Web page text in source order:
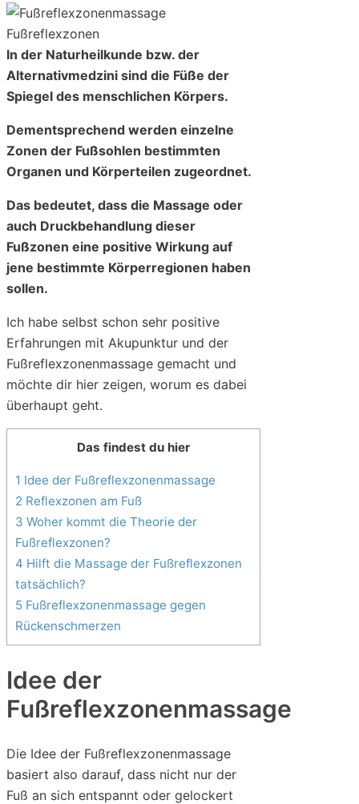
In der Naturheilkunde bzw. der
Alternativmedzini sind die Füße der
Spiegel des menschlichen Körpers.
Dementsprechend werden einzelne
Zonen der Fußsohlen bestimmten
Organen und Körperteilen zugeordnet.
Das bedeutet, dass die Massage oder
auch Druckbehandlung dieser
Fußzonen eine positive Wirkung auf
jene bestimmte Körperregionen haben
sollen.
Ich habe selbst schon sehr positive
Erfahrungen mit Akupunktur und der
Fußreflexzonenmassage gemacht und
möchte dir hier zeigen, worum es dabei
überhaupt geht.
Das findest du hier
1 Idee der Fußreflexzonenmassage
2 Reflexzonen am Fuß
3 Woher kommt die Theorie der
Fußreflexzonen?
4 Hilft die Massage der Fußreflexzonen
tatsächlich?
5 Fußreflexzonenmassage gegen
Rückenschmerzen
Idee der
Fußreflexzonenmassage
Die Idee der Fußreflexzonenmassage
basiert also darauf, dass nicht nur der
Fuß an sich entspannt oder gelockert